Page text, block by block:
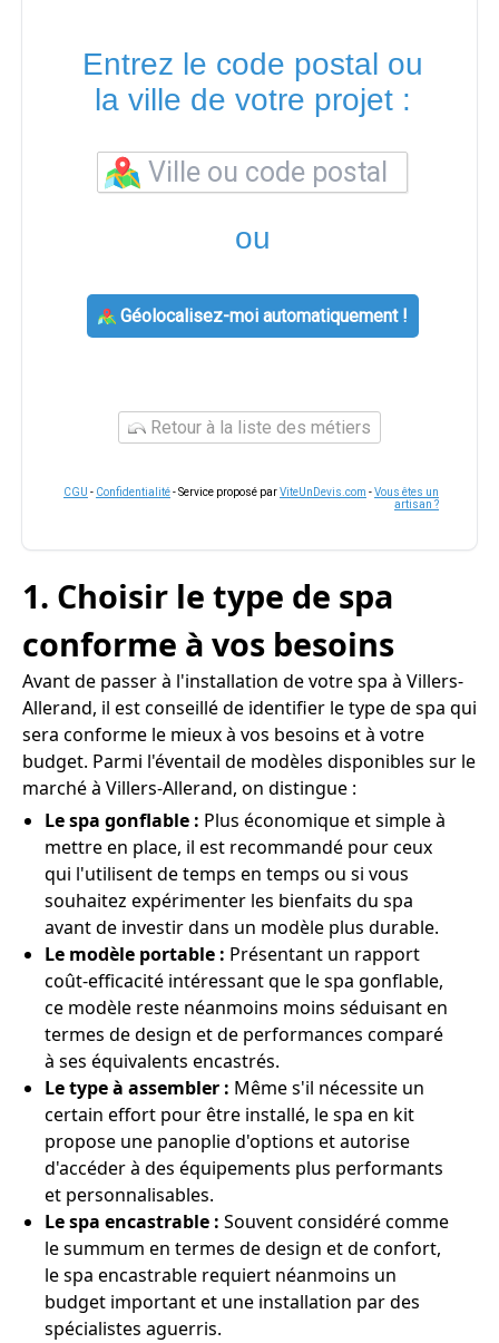
Entrez le code postal ou
la ville de votre projet :
ou
Géolocalisez-moi automatiquement !
Retour à la liste des métiers
CGU - Confidentialité- Service proposé parViteUnDevis.com -Vous êtes un
artisan ?
1. Choisir le type de spa
conforme à vos besoins
Avant de passer à l'installation de votre spa à Villers-
Allerand, il est conseillé de identifier le type de spa qui
sera conforme le mieux à vos besoins et à votre
budget. Parmi l'éventail de modèles disponibles sur le
marché à Villers-Allerand, on distingue :
Le spa gonflable : Plus économique et simple à
mettre en place, il est recommandé pour ceux
qui l'utilisent de temps en temps ou si vous
souhaitez expérimenter les bienfaits du spa
avant de investir dans un modèle plus durable.
Le modèle portable : Présentant un rapport
coût-efficacité intéressant que le spa gonflable,
ce modèle reste néanmoins moins séduisant en
termes de design et de performances comparé
à ses équivalents encastrés.
Le type à assembler : Même s'il nécessite un
certain effort pour être installé, le spa en kit
propose une panoplie d'options et autorise
d'accéder à des équipements plus performants
et personnalisables.
Le spa encastrable : Souvent considéré comme
le summum en termes de design et de confort,
le spa encastrable requiert néanmoins un
budget important et une installation par des
spécialistes aguerris.